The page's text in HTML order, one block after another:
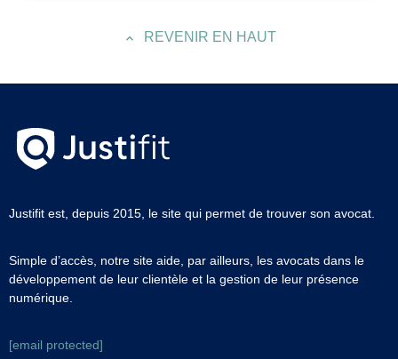
REVENIR EN HAUT
Justifit est, depuis 2015, le site qui permet de trouver son avocat.
Simple d’accès, notre site aide, par ailleurs, les avocats dans le
développement de leur clientèle et la gestion de leur présence
numérique.
[email protected]